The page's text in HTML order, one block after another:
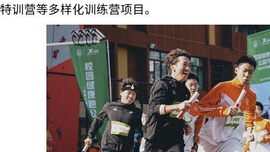
特训营等多样化训练营项目。